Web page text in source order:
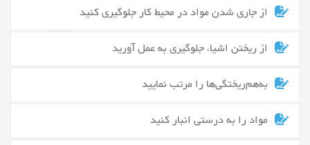
از جاری شدن مواد در محیط کار جلوگیری کنید
از ریختن اشیاء جلوگیری به عمل آورید
به‌هم‌ریختگی‌ها را مرتب نمایید
مواد را به درستی انبار کنید